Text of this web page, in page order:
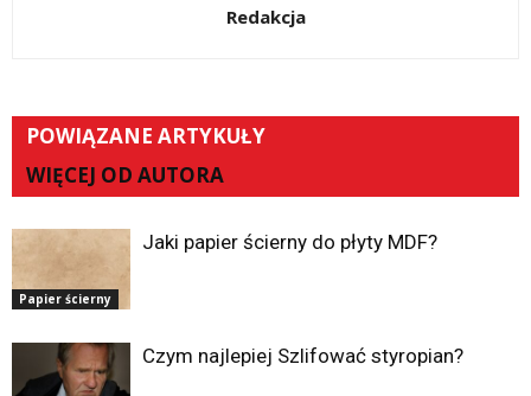
Redakcja
POWIĄZANE ARTYKUŁY
WIĘCEJ OD AUTORA
Papier ścierny
Jaki papier ścierny do płyty MDF?
Czym najlepiej Szlifować styropian?